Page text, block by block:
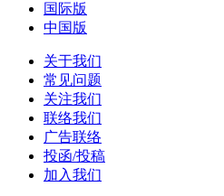
国际版
中国版
关于我们
常见问题
关注我们
联络我们
广告联络
投函/投稿
加入我们